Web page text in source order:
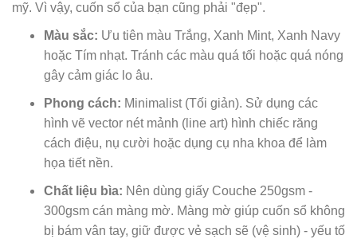
mỹ. Vì vậy, cuốn sổ của bạn cũng phải "đẹp".
Màu sắc: Ưu tiên màu Trắng, Xanh Mint, Xanh Navy
hoặc Tím nhạt. Tránh các màu quá tối hoặc quá nóng
gây cảm giác lo âu.
Phong cách: Minimalist (Tối giản). Sử dụng các
hình vẽ vector nét mảnh (line art) hình chiếc răng
cách điệu, nụ cười hoặc dụng cụ nha khoa để làm
họa tiết nền.
Chất liệu bìa: Nên dùng giấy Couche 250gsm -
300gsm cán màng mờ. Màng mờ giúp cuốn sổ không
bị bám vân tay, giữ được vẻ sạch sẽ (vệ sinh) - yếu tố